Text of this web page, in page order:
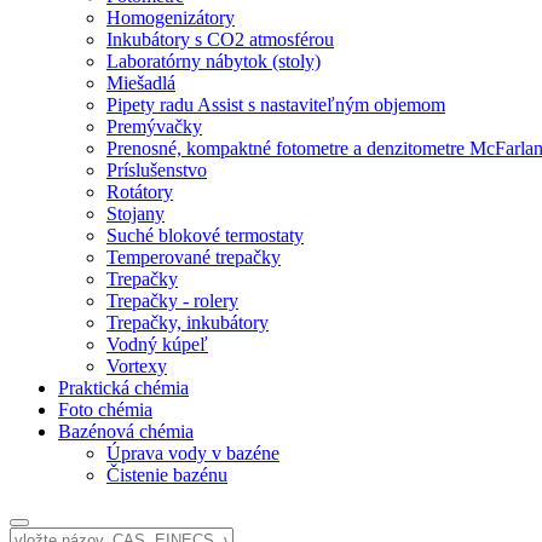
Homogenizátory
Inkubátory s CO2 atmosférou
Laboratórny nábytok (stoly)
Miešadlá
Pipety radu Assist s nastaviteľným objemom
Premývačky
Prenosné, kompaktné fotometre a denzitometre
Príslušenstvo
Rotátory
Stojany
Suché blokové termostaty
Temperované trepačky
Trepačky
Trepačky - rolery
Trepačky, inkubátory
Vodný kúpeľ
Vortexy
Praktická chémia
Foto chémia
Bazénová chémia
Úprava vody v bazéne
Čistenie bazénu